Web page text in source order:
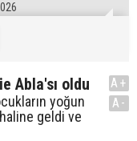
Abla'sı oldu
yoğun
geldi ve
A+
A-